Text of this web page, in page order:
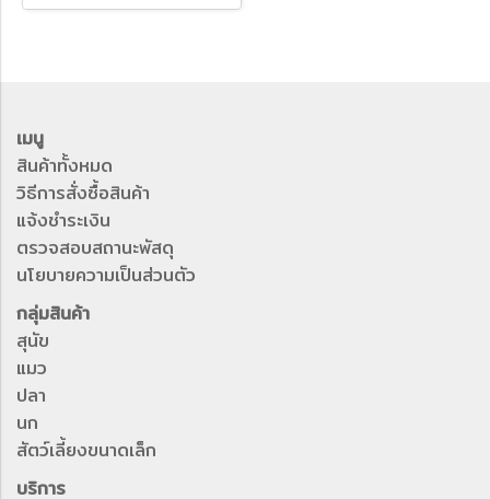
เมนู
สินค้าทั้งหมด
วิธีการสั่งซื้อสินค้า
แจ้งชำระเงิน
ตรวจสอบสถานะพัสดุ
นโยบายความเป็นส่วนตัว
กลุ่มสินค้า
สุนัข
แมว
ปลา
นก
สัตว์เลี้ยงขนาดเล็ก
บริการ